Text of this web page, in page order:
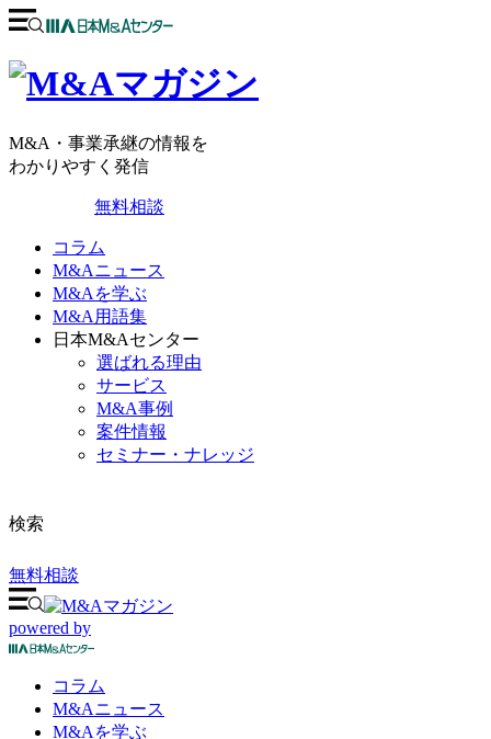
M&A・事業承継の情報を
わかりやすく発信
無料相談
コラム
M&Aニュース
M&Aを学ぶ
M&A用語集
日本M&Aセンター
選ばれる理由
サービス
M&A事例
案件情報
セミナー・ナレッジ
検索
無料相談
powered by
コラム
M&Aニュース
M&Aを学ぶ